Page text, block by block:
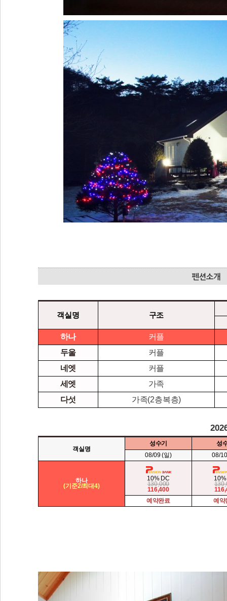
객실명 구조
하나
커플
두울
커플
네엣
커플
세엣
가족
다섯
가족(2층복층)